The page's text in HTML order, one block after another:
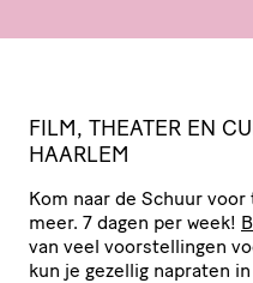
FILM, THEATER EN
HAARLEM
Kom naar de Schuur
meer. 7 dagen per week!
van veel voor­stel­lingen
kun je gezellig napraten